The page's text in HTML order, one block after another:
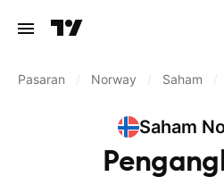
Pasaran Norway Saham
Saham